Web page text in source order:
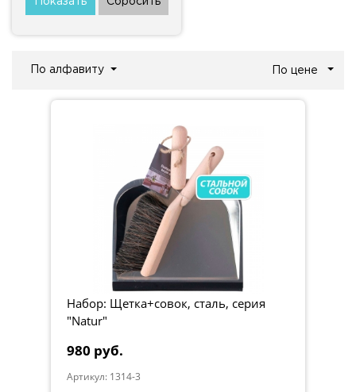
По алфавиту По цене
Набор: Щетка+совок, сталь, серия
"Natur"
980 руб.
Артикул: 1314-3